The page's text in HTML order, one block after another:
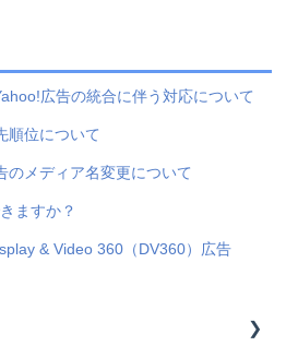
広告の統合に伴う対応について
順位について
のメディア名変更について
ますか？
& Video 360（DV360）広告